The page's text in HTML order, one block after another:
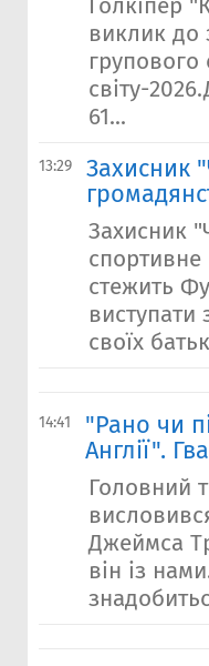
Голкіпер
виклик до
групового
світу-
61...
13:29
Захисник
Захисник
спортивне
стежить
своїх
14:41
"Рано чи
Англії".
Головний
Джеймса
він із